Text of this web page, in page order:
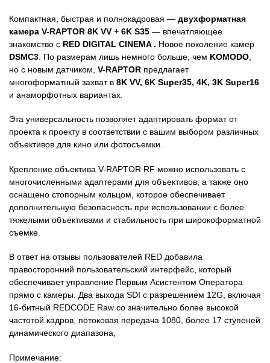
Компактная, быстрая и полнокадровая — двухформатная
камера V-RAPTOR 8K VV + 6K S35 — впечатляющее
знакомство с RED DIGITAL CINEMA . Новое поколение камер
DSMC3 . По размерам лишь немного больше, чем KOMODO
но с новым датчиком, V-RAPTOR предлагает
многоформатный захват в 8K VV, 6K Super35, 4K, 3K Super16
и анаморфотных вариантах.
Эта универсальность позволяет адаптировать формат от
проекта к проекту в соответствии с вашим выбором различных
объективов для кино или фотосъемки.
Крепление объектива V-RAPTOR RF можно использовать с
многочисленными адаптерами для объективов, а также оно
оснащено стопорным кольцом, которое обеспечивает
дополнительную безопасность при использовании с более
тяжелыми объективами и стабильность при широкоформатной
съемке.
В ответ на отзывы пользователей RED добавила
правосторонний пользовательский интерфейс, который
обеспечивает управление Первым Асистентом Оператора
прямо с камеры. Два выхода SDI с разрешением 12G, включая
16-битный REDCODE Raw со значительно более высокой
частотой кадров, потоковая передача 1080, более 17 ступеней
динамического диапазона,
Примечание: